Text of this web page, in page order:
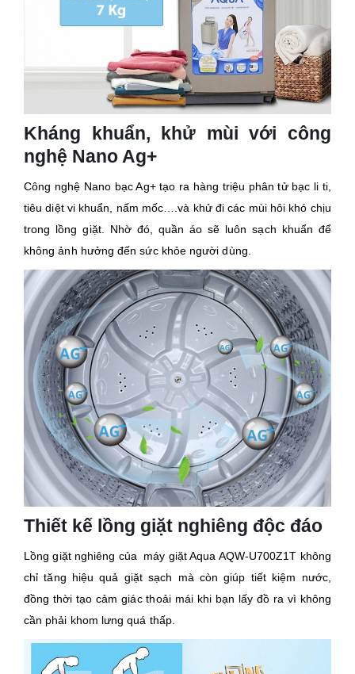
Kháng khuẩn, khử mùi với công
nghệ Nano Ag+
Công nghệ Nano bạc Ag+ tạo ra hàng triệu phân tử bạc li ti,
tiêu diệt vi khuẩn, nấm mốc….và khử đi các mùi hôi khó chịu
trong lồng giặt. Nhờ đó, quần áo sẽ luôn sạch khuẩn để
không ảnh hưởng đến sức khỏe người dùng.
Thiết kế lồng giặt nghiêng độc đáo
Lồng giặt nghiêng của máy giặt Aqua AQW-U700Z1T không
chỉ tăng hiệu quả giặt sạch mà còn giúp tiết kiệm nước,
đồng thời tạo cảm giác thoải mái khi bạn lấy đồ ra vì không
cần phải khom lưng quá thấp.